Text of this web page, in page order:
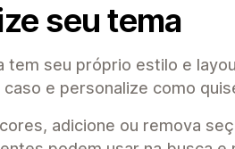
seu tema
tem seu próprio estilo e
e personalize como
adicione ou remova